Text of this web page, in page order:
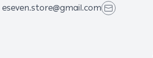
eseven.store@gmail.com